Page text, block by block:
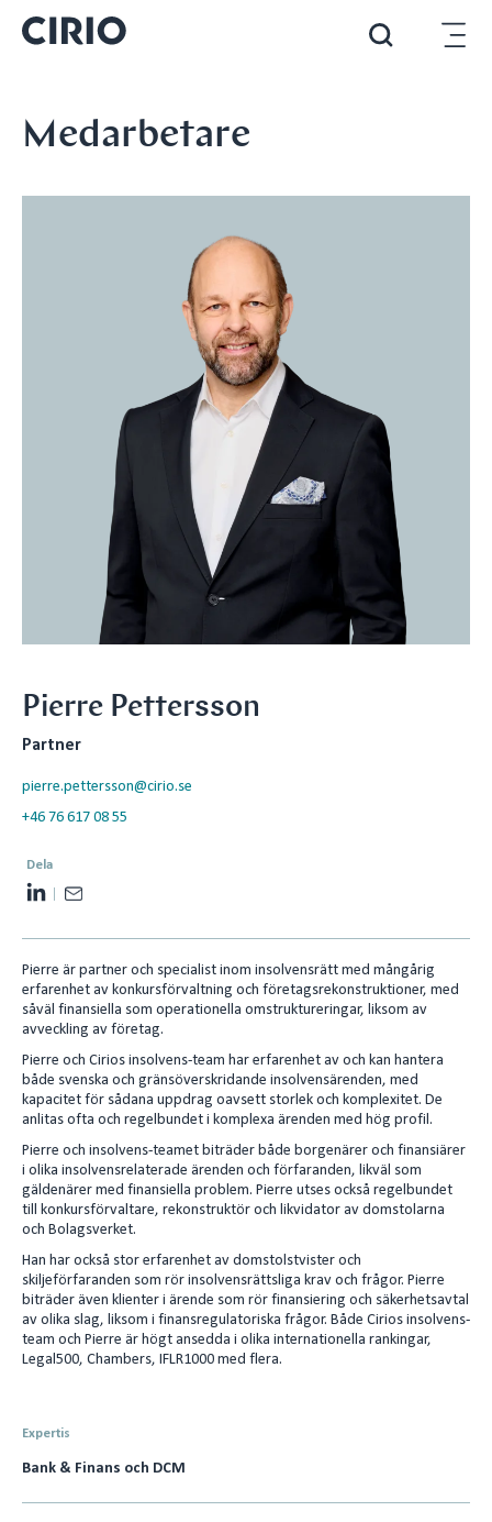
Medarbetare
Pierre Pettersson
Partner
pierre.pettersson@cirio.se
+46 76 617 08 55
Dela
L
k
e
d
I
i
l
Pierre är partner och specialist inom insolvensrätt med mångårig
erfarenhet av konkursförvaltning och företagsrekonstruktioner, med
såväl finansiella som operationella omstruktureringar, liksom av
avveckling av företag.
Pierre och Cirios insolvens-team har erfarenhet av och kan hantera
både svenska och gränsöverskridande insolvensärenden, med
kapacitet för sådana uppdrag oavsett storlek och komplexitet. De
anlitas ofta och regelbundet i komplexa ärenden med hög profil.
Pierre och insolvens-teamet biträder både borgenärer och finansiärer
i olika insolvensrelaterade ärenden och förfaranden, likväl som
gäldenärer med finansiella problem. Pierre utses också regelbundet
till konkursförvaltare, rekonstruktör och likvidator av domstolarna
och Bolagsverket.
Han har också stor erfarenhet av domstolstvister och
skiljeförfaranden som rör insolvensrättsliga krav och frågor. Pierre
biträder även klienter i ärende som rör finansiering och säkerhetsavtal
av olika slag, liksom i finansregulatoriska frågor. Både Cirios insolvens-
team och Pierre är högt ansedda i olika internationella rankingar,
Legal500, Chambers, IFLR1000 med flera.
Expertis
Bank & Finans och DCM